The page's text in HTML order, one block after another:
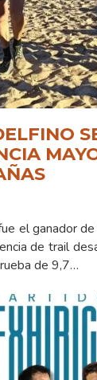
el ganador
de trail
de 9,7…